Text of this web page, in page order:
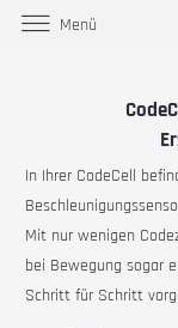
In Ihrer CodeCell
Mit nur wenigen
bei Bewegung sogar
Schritt für Schritt
Menü